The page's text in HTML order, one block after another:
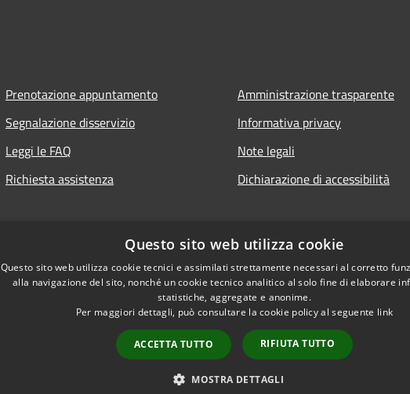
Prenotazione appuntamento
Segnalazione disservizio
Leggi le FAQ
Richiesta assistenza
Amministrazione trasparente
Informativa privacy
Note legali
Dichiarazione di accessibilità
Copyright © 2026 • Comune
Questo sito web utilizza cookie
Questo sito web utilizza cookie tecnici e assimilati strettamente necessari al corretto
alla navigazione del sito, nonché un cookie tecnico analitico al solo fine di elaborare
statistiche, aggregate e anonime.
Per maggiori dettagli, può consultare la cookie policy al seguente link
ACCETTA TUTTO RIFIUTA TUTTO
MOSTRA DETTAGLI